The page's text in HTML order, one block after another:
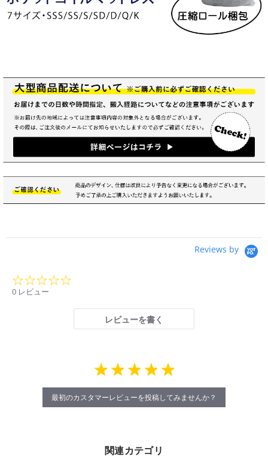
Reviews by
0 レビュー
レビューを書く
最初のカスタマーレビューを投稿してみませんか？
関連カテゴリ